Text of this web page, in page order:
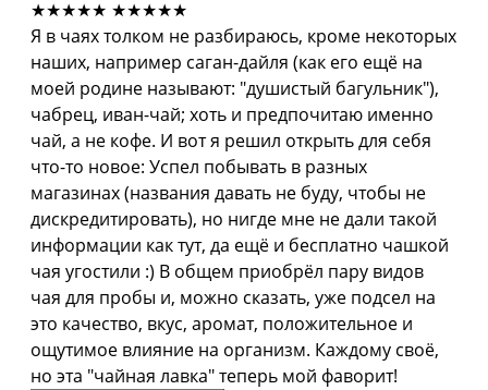
★★★★★ ★★★★★
Я в чаях толком не разбираюсь, кроме некоторых
наших, например саган-дайля (как его ещё на
моей родине называют: "душистый багульник"),
чабрец, иван-чай; хоть и предпочитаю именно
чай, а не кофе. И вот я решил открыть для себя
что-то новое: Успел побывать в разных
магазинах (названия давать не буду, чтобы не
дискредитировать), но нигде мне не дали такой
информации как тут, да ещё и бесплатно чашкой
чая угостили :) В общем приобрёл пару видов
чая для пробы и, можно сказать, уже подсел на
это качество, вкус, аромат, положительное и
ощутимое влияние на организм. Каждому своё,
но эта "чайная лавка" теперь мой фаворит!